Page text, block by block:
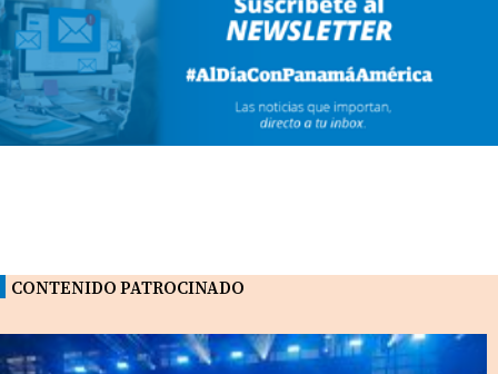
CONTENIDO PATROCINADO